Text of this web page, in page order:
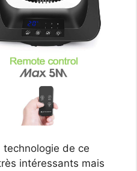
de ce
intéressants mais